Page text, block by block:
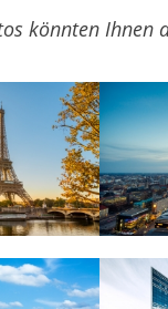
könnten Ihnen